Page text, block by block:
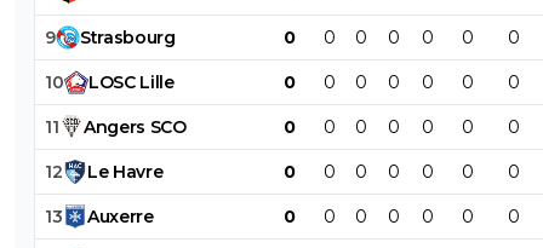
9 Strasbourg 0 0 0 0 0 0 0
10 LOSC Lille 0 0 0 0 0 0 0
11 Angers SCO 0 0 0 0 0 0 0
12 Le Havre 0 0 0 0 0 0 0
13 Auxerre 0 0 0 0 0 0 0